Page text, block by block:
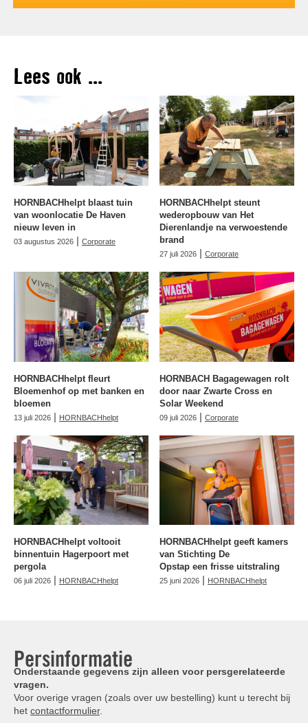
Lees ook ...
HORNBACHhelpt blaast tuin
van woonlocatie De Haven
nieuw leven in
03 augustus 2026 | Corporate
HORNBACHhelpt steunt
wederopbouw van Het
Dierenlandje na verwoestende
brand
27 juli 2026 | Corporate
HORNBACHhelpt fleurt
Bloemenhof op met banken en
bloemen
13 juli 2026 | HORNBACHhelpt
HORNBACH Bagagewagen rolt
door naar Zwarte Cross en
Solar Weekend
09 juli 2026 | Corporate
HORNBACHhelpt voltooit
binnentuin Hagerpoort met
pergola
06 juli 2026 | HORNBACHhelpt
HORNBACHhelpt geeft kamers
van Stichting De
Opstap een frisse uitstraling
25 juni 2026 | HORNBACHhelpt
Persinformatie
Onderstaande gegevens zijn alleen voor persgerelateerde
vragen.
Voor overige vragen (zoals over uw bestelling) kunt u terecht bij
het contactformulier.